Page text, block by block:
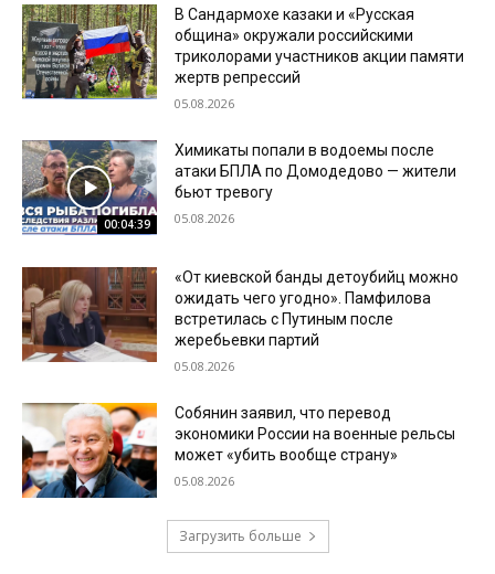
В Сандармохе казаки и «Русская
община» окружали российскими
триколорами участников акции памяти
жертв репрессий
05.08.2026
00:04:39
Химикаты попали в водоемы после
атаки БПЛА по Домодедово — жители
бьют тревогу
05.08.2026
«От киевской банды детоубийц можно
ожидать чего угодно». Памфилова
встретилась с Путиным после
жеребьевки партий
05.08.2026
Собянин заявил, что перевод
экономики России на военные рельсы
может «убить вообще страну»
05.08.2026
Загрузить больше